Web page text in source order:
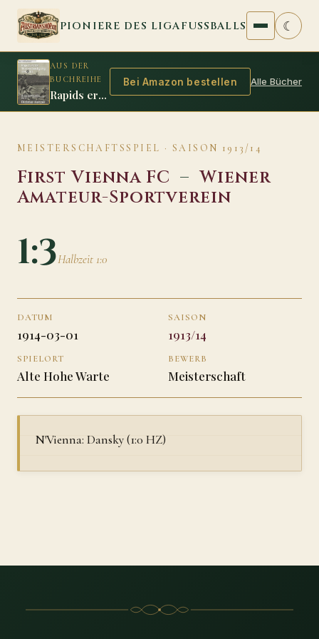
Zum Inhalt springen
PIONIERE DES LIGAFUSSBALLS ☾
AUS DER
BUCHREIHE
Rapids erste Titelverteidigung 1912/13
Bei Amazon bestellen Alle Bücher
MEISTERSCHAFTSSPIEL · SAISON 1913/14
First Vienna FC –Wiener
Amateur-Sportverein
1:3Halbzeit 1:0
DATUM
1914-03-01
SAISON
1913/14
SPIELORT
Alte Hohe Warte
BEWERB
Meisterschaft
N'Vienna: Dansky (1:0 HZ)